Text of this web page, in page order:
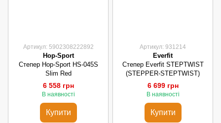
Артикул: 5902308222892
Hop-Sport
Степер Hop-Sport HS-045S
Slim Red
6 558 грн
В наявності
Купити
Артикул: 931214
Everfit
Степер Everfit STEPTWIST
(STEPPER-STEPTWIST)
6 699 грн
В наявності
Купити